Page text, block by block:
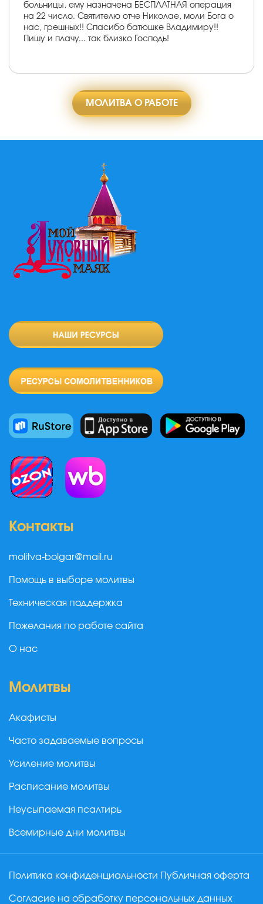
больницы, ему назначена БЕСПЛАТНАЯ операция
на 22 число. Святителю отче Николае, моли Бога о
нас, грешных!! Спасибо батюшке Владимиру!!
Пишу и плачу... так близко Господь!
МОЛИТВА О РАБОТЕ
Контакты
molitva-bolgar@mail.ru
Помощь в выборе молитвы
Техническая поддержка
Пожелания по работе сайта
О нас
Молитвы
Акафисты
Часто задаваемые вопросы
Усиление молитвы
Расписание молитвы
Неусыпаемая псалтирь
Всемирные дни молитвы
Политика конфиденциальности Публичная оферта
Согласие на обработку персональных данных